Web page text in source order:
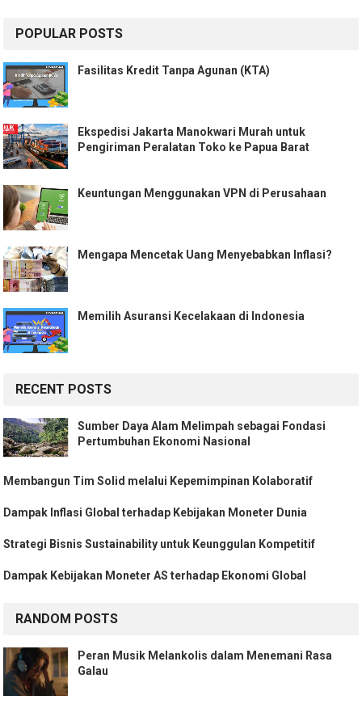
POPULAR POSTS
Fasilitas Kredit Tanpa Agunan (KTA)
Ekspedisi Jakarta Manokwari Murah untuk
Pengiriman Peralatan Toko ke Papua Barat
Keuntungan Menggunakan VPN di Perusahaan
Mengapa Mencetak Uang Menyebabkan Inflasi?
Memilih Asuransi Kecelakaan di Indonesia
RECENT POSTS
Sumber Daya Alam Melimpah sebagai Fondasi
Pertumbuhan Ekonomi Nasional
Membangun Tim Solid melalui Kepemimpinan Kolaboratif
Dampak Inflasi Global terhadap Kebijakan Moneter Dunia
Strategi Bisnis Sustainability untuk Keunggulan Kompetitif
Dampak Kebijakan Moneter AS terhadap Ekonomi Global
RANDOM POSTS
Peran Musik Melankolis dalam Menemani Rasa
Galau